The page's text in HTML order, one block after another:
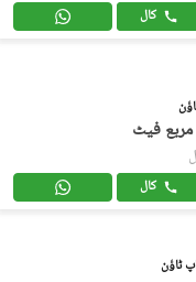
کال
کال
ٹاؤن